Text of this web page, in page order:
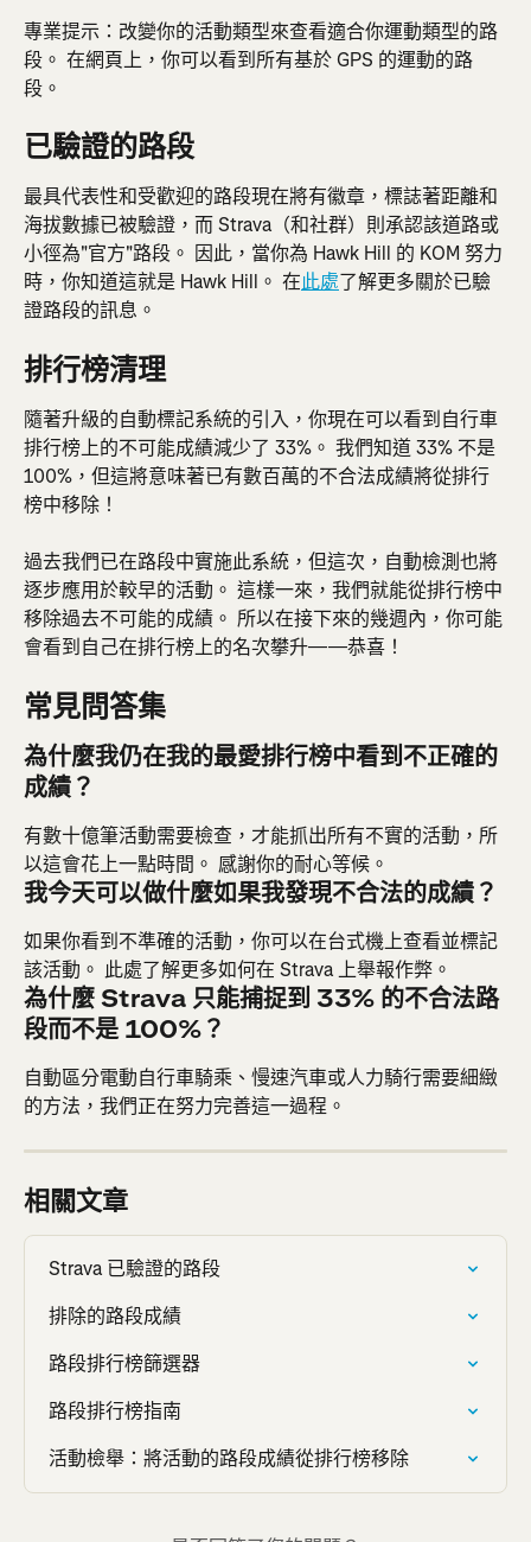
專業提示：改變你的活動類型來查看適合你運動類型的路
段。 在網頁上，你可以看到所有基於 GPS 的運動的路
段。
已驗證的路段
最具代表性和受歡迎的路段現在將有徽章，標誌著距離和
海拔數據已被驗證，而 Strava（和社群）則承認該道路或
小徑為"官方"路段。 因此，當你為 Hawk Hill 的 KOM 努力
時，你知道這就是 Hawk Hill。 在此處了解更多關於已驗
證路段的訊息。
排行榜清理
隨著升級的自動標記系統的引入，你現在可以看到自行車
排行榜上的不可能成績減少了 33%。 我們知道 33% 不是
100%，但這將意味著已有數百萬的不合法成績將從排行
榜中移除！
過去我們已在路段中實施此系統，但這次，自動檢測也將
逐步應用於較早的活動。 這樣一來，我們就能從排行榜中
移除過去不可能的成績。 所以在接下來的幾週內，你可能
會看到自己在排行榜上的名次攀升——恭喜！
常見問答集
為什麼我仍在我的最愛排行榜中看到不正確的
成績？
有數十億筆活動需要檢查，才能抓出所有不實的活動，所
以這會花上一點時間。 感謝你的耐心等候。
我今天可以做什麼如果我發現不合法的成績？
如果你看到不準確的活動，你可以在台式機上查看並標記
該活動。 此處了解更多如何在 Strava 上舉報作弊。
為什麼 Strava 只能捕捉到 33% 的不合法路
段而不是 100%？
自動區分電動自行車騎乘、慢速汽車或人力騎行需要細緻
的方法，我們正在努力完善這一過程。
相關文章
Strava 已驗證的路段
排除的路段成績
路段排行榜篩選器
路段排行榜指南
活動檢舉：將活動的路段成績從排行榜移除